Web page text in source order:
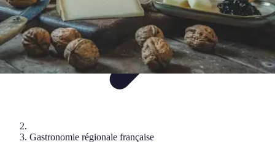
Gastronomie régionale française